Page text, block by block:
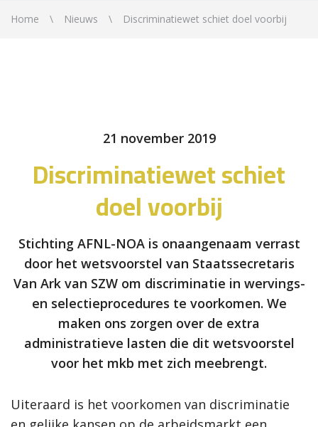
Home Nieuws Discriminatiewet schiet doel voorbij
21 november 2019
Discriminatiewet schiet
doel voorbij
Stichting AFNL-NOA is onaangenaam verrast
door het wetsvoorstel van Staatssecretaris
Van Ark van SZW om discriminatie in wervings-
en selectieprocedures te voorkomen. We
maken ons zorgen over de extra
administratieve lasten die dit wetsvoorstel
voor het mkb met zich meebrengt.
Uiteraard is het voorkomen van discriminatie